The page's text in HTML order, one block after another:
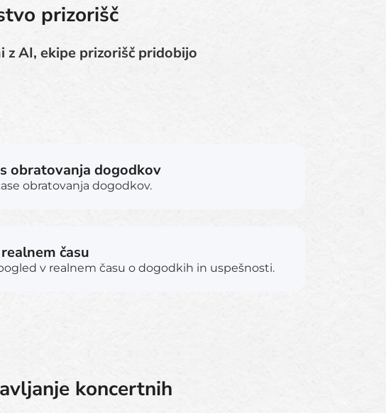
prizorišč
AI, ekipe prizorišč pridobijo
obratovanja dogodkov
obratovanja dogodkov.
času
v realnem času o dogodkih in uspešnosti.
koncertnih